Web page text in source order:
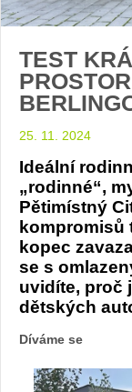
TEST
25. 11. 2024
Ideální
„rodinné“,
Pětimístný
kompromisů
kopec
se s
uvidíte, proč
dětských
Díváme se